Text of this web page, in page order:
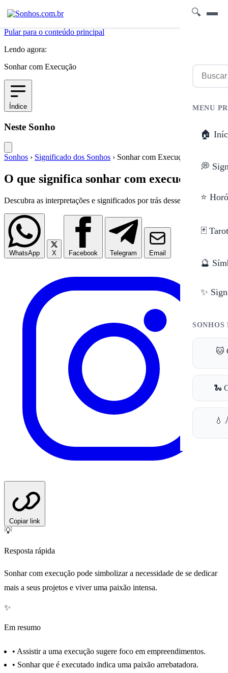
🔍
MENU
🏠
💭
⭐
🃏
🔮
✨
SONHOS
🐱
🐍
💧
Pular para o conteúdo principal
Lendo agora:
Sonhar com Execução
Índice
Neste Sonho
Sonhos › Significado dos Sonhos › Sonhar com Execução
O que significa sonhar com execução?
Descubra as interpretações e significados por trás desse sonho.
WhatsApp X Facebook Telegram Email
Copiar link
💡
Resposta rápida
Sonhar com execução pode simbolizar a necessidade de se dedicar
mais a seus projetos e viver uma paixão intensa.
✨
Em resumo
• Assistir a uma execução sugere foco em empreendimentos.
• Sonhar que é executado indica uma paixão arrebatadora.